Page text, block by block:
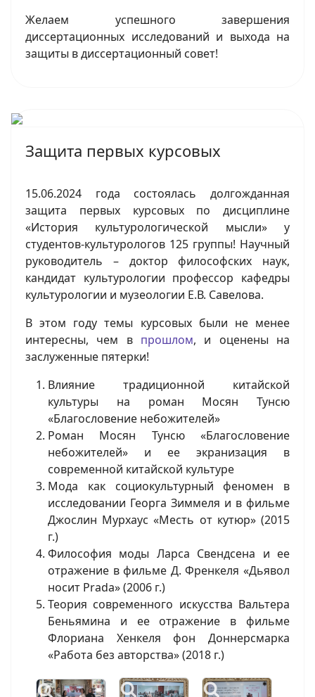
Желаем успешного завершения
диссертационных исследований и выхода на
защиты в диссертационный совет!
Защита первых курсовых
15.06.2024 года состоялась долгожданная
защита первых курсовых по дисциплине
«История культурологической мысли» у
студентов-культурологов 125 группы! Научный
руководитель – доктор философских наук,
кандидат культурологии профессор кафедры
культурологии и музеологии Е.В. Савелова.
В этом году темы курсовых были не менее
интересны, чем впрошлом, и оценены на
заслуженные пятерки!
Влияние традиционной китайской
культуры на роман Мосян Тунсю
«Благословение небожителей»
Роман Мосян Тунсю «Благословение
небожителей» и ее экранизация в
современной китайской культуре
Мода как социокультурный феномен в
исследовании Георга Зиммеля и в фильме
Джослин Мурхаус «Месть от кутюр» (2015
г.)
Философия моды Ларса Свендсена и ее
отражение в фильме Д. Френкеля «Дьявол
носит Prada» (2006 г.)
Теория современного искусства Вальтера
Беньямина и ее отражение в фильме
Флориана Хенкеля фон Доннерсмарка
«Работа без авторства» (2018 г.)